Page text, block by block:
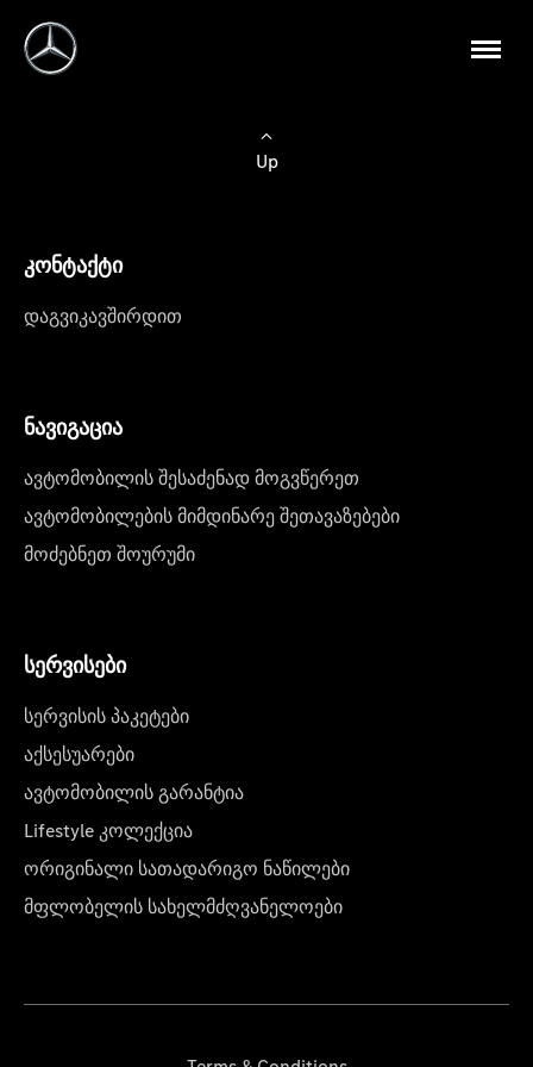
Up
კონტაქტი
დაგვიკავშირდით
ნავიგაცია
ავტომობილის შესაძენად მოგვწერეთ
ავტომობილების მიმდინარე შეთავაზებები
მოძებნეთ შოურუმი
სერვისები
სერვისის პაკეტები
აქსესუარები
ავტომობილის გარანტია
Lifestyle კოლექცია
ორიგინალი სათადარიგო ნაწილები
მფლობელის სახელმძღვანელოები